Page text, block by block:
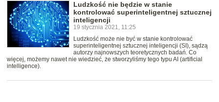
Ludzkość nie będzie w stanie
kontrolować superinteligentnej sztucznej
inteligencji
19 stycznia 2021, 11:25
Ludzkość może nie być w stanie kontrolować
superinteligentnej sztucznej inteligencji (SI), sądzą
autorzy najnowszych teoretycznych badań. Co
więcej, możemy nawet nie wiedzieć, że stworzyliśmy tego typu AI (artificial
intelligence).